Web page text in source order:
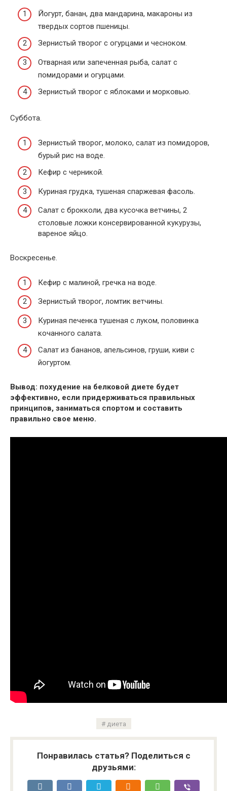
Йогурт, банан, два мандарина, макароны из
твердых сортов пшеницы.
Зернистый творог с огурцами и чесноком.
Отварная или запеченная рыба, салат с
помидорами и огурцами.
Зернистый творог с яблоками и морковью.
Суббота.
Зернистый творог, молоко, салат из помидоров,
бурый рис на воде.
Кефир с черникой.
Куриная грудка, тушеная спаржевая фасоль.
Салат с брокколи, два кусочка ветчины, 2
столовые ложки консервированной кукурузы,
вареное яйцо.
Воскресенье.
Кефир с малиной, гречка на воде.
Зернистый творог, ломтик ветчины.
Куриная печенка тушеная с луком, половинка
кочанного салата.
Салат из бананов, апельсинов, груши, киви с
йогуртом.
Вывод: похудение на белковой диете будет
эффективно, если придерживаться правильных
принципов, заниматься спортом и составить
правильно свое меню.
диета
Понравилась статья? Поделиться с
друзьями: